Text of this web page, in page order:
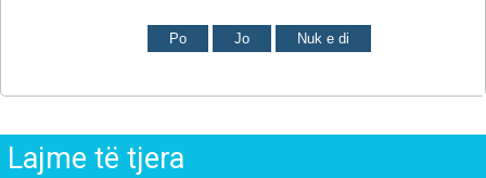
Po Jo Nuk e di
Lajme të tjera